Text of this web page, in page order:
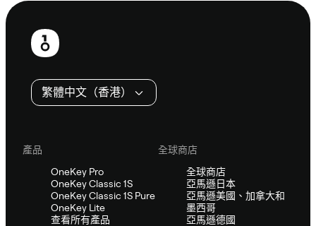
頁
繁體中文（香港）
產品
OneKey Pro
OneKey Classic 1S
OneKey Classic 1S Pure
OneKey Lite
查看所有產品
全球商店
全球商店
亞馬遜日本
亞馬遜美國、加拿大和
墨西哥
亞馬遜德國